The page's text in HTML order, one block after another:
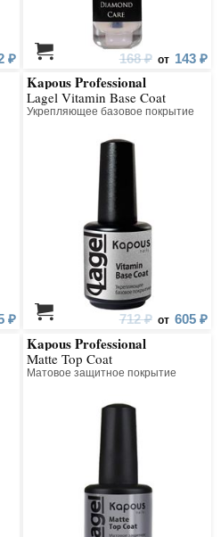
₽ 168 ₽ от 143 ₽
₽
Kapous Professional
Lagel Vitamin Base Coat
Укрепляющее базовое покрытие
712 ₽ от 605 ₽
Kapous Professional
Matte Top Coat
Матовое защитное покрытие